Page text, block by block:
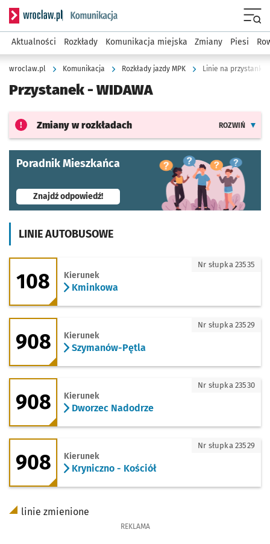
Serwis informacyjny wroclaw.pl podserwis: Komunikacja
Aktualności Rozkłady Komunikacja miejska Zmiany Piesi
wroclaw.pl Komunikacja Rozkłady jazdy MPK Linie na przystanku
Przystanek - WIDAWA
Zmiany w rozkładach ROZWIŃ
Poradnik Mieszkańca
Znajdź odpowiedź!- otworzy się w nowej karcie
LINIE AUTOBUSOWE
108 - kierunek Kminkowa
108 Kierunek
Kminkowa
Nr słupka 23535
908 - kierunek Szymanów-Pętla
908 Kierunek
Szymanów-Pętla
Nr słupka 23529
908 - kierunek Dworzec Nadodrze
908 Kierunek
Dworzec Nadodrze
Nr słupka 23530
908 - kierunek Kryniczno - Kościół
908 Kierunek
Kryniczno - Kościół
Nr słupka 23529
linie zmienione
REKLAMA